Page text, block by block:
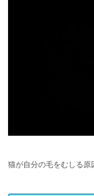
猫が自分の毛をむしる原